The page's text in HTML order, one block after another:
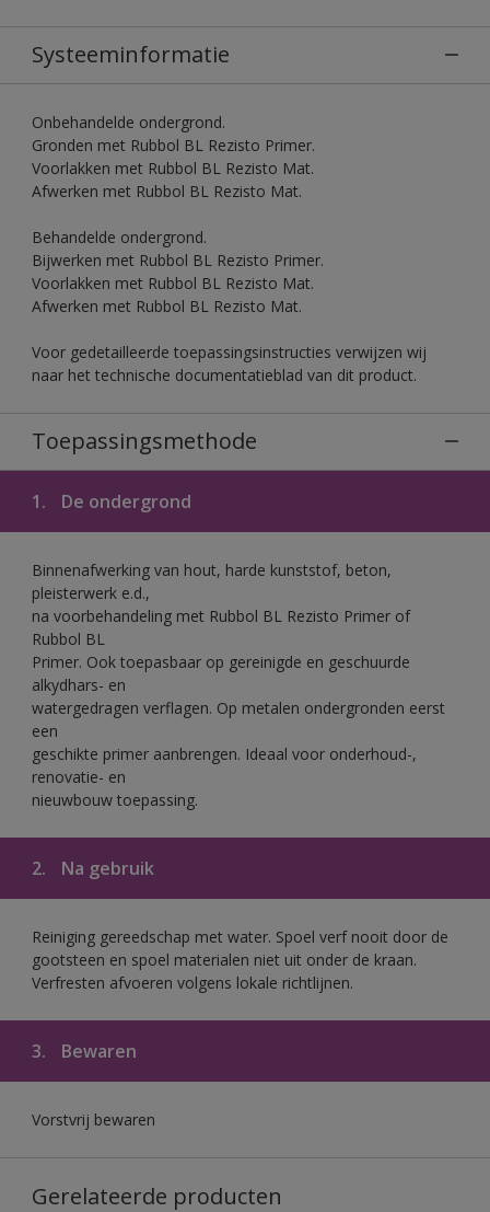
Systeeminformatie
Onbehandelde ondergrond.
Gronden met Rubbol BL Rezisto Primer.
Voorlakken met Rubbol BL Rezisto Mat.
Afwerken met Rubbol BL Rezisto Mat.
Behandelde ondergrond.
Bijwerken met Rubbol BL Rezisto Primer.
Voorlakken met Rubbol BL Rezisto Mat.
Afwerken met Rubbol BL Rezisto Mat.
Voor gedetailleerde toepassingsinstructies verwijzen wij
naar het technische documentatieblad van dit product.
Toepassingsmethode
1. De ondergrond
Binnenafwerking van hout, harde kunststof, beton,
pleisterwerk e.d.,
na voorbehandeling met Rubbol BL Rezisto Primer of
Rubbol BL
Primer. Ook toepasbaar op gereinigde en geschuurde
alkydhars- en
watergedragen verflagen. Op metalen ondergronden eerst
een
geschikte primer aanbrengen. Ideaal voor onderhoud-,
renovatie- en
nieuwbouw toepassing.
2. Na gebruik
Reiniging gereedschap met water. Spoel verf nooit door de
gootsteen en spoel materialen niet uit onder de kraan.
Verfresten afvoeren volgens lokale richtlijnen.
3. Bewaren
Vorstvrij bewaren
Gerelateerde producten